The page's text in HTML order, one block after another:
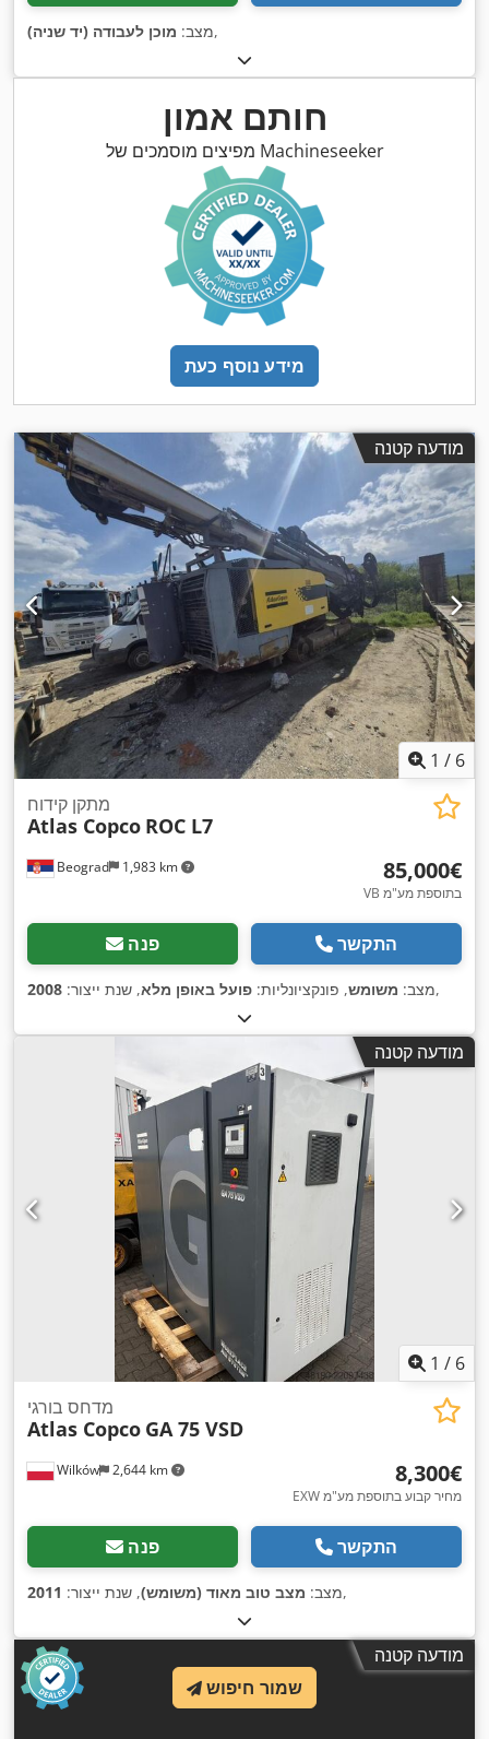
מצב: מוכן לעבודה (יד שניה) ,
חותם אמון
מפיצים מוסמכים של Machineseeker
מידע נוסף כעת
מודעה קטנה
1 / 6
Beograd 1,983 km
מתקן קידוח
Atlas Copco ROC L7
‏85,000 ‏€
VB בתוספת מע"מ
פנה התקשר
מצב: משומש, פונקציונליות: פועל באופן מלא, שנת ייצור: 2008 ,
מודעה קטנה
1 / 6
Wilków 2,644 km
מדחס בורגי
Atlas Copco GA 75 VSD
‏8,300 ‏€
EXW מחיר קבוע בתוספת מע"מ
פנה התקשר
מצב: מצב טוב מאוד (משומש), שנת ייצור: 2011 ,
מודעה קטנה
שמור חיפוש